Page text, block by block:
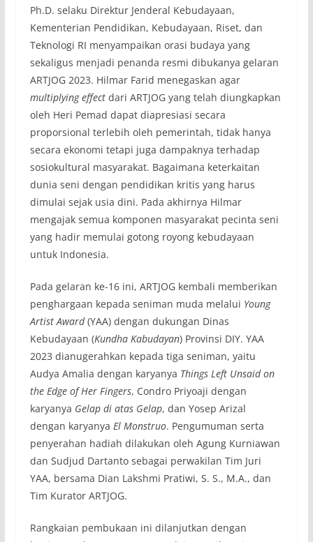
Ph.D. selaku Direktur Jenderal Kebudayaan,
Kementerian Pendidikan, Kebudayaan, Riset, dan
Teknologi RI menyampaikan orasi budaya yang
sekaligus menjadi penanda resmi dibukanya gelaran
ARTJOG 2023. Hilmar Farid menegaskan agar
multiplying effectdari ARTJOG yang telah diungkapkan
oleh Heri Pemad dapat diapresiasi secara
proporsional terlebih oleh pemerintah, tidak hanya
secara ekonomi tetapi juga dampaknya terhadap
sosiokultural masyarakat. Bagaimana keterkaitan
dunia seni dengan pendidikan kritis yang harus
dimulai sejak usia dini. Pada akhirnya Hilmar
mengajak semua komponen masyarakat pecinta seni
yang hadir memulai gotong royong kebudayaan
untuk Indonesia.
Pada gelaran ke-16 ini, ARTJOG kembali memberikan
penghargaan kepada seniman muda melalui Young
Artist Award(YAA) dengan dukungan Dinas
Kebudayaan (Kundha Kabudayan) Provinsi DIY. YAA
2023 dianugerahkan kepada tiga seniman, yaitu
Audya Amalia dengan karyanya Things Left Unsaid on
the Edge of Her Fingers, Condro Priyoaji dengan
karyanya Gelap di atas Gelap, dan Yosep Arizal
dengan karyanya El Monstruo. Pengumuman serta
penyerahan hadiah dilakukan oleh Agung Kurniawan
dan Sudjud Dartanto sebagai perwakilan Tim Juri
YAA, bersama Dian Lakshmi Pratiwi, S. S., M.A., dan
Tim Kurator ARTJOG.
Rangkaian pembukaan ini dilanjutkan dengan